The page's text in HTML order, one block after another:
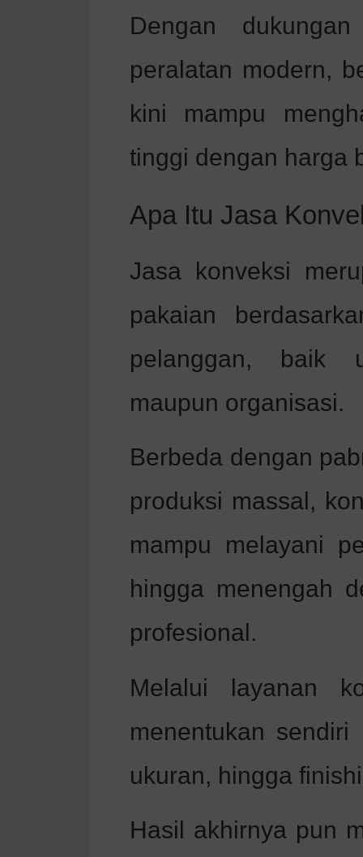
Dengan
peralatan modern,
kini mampu
tinggi dengan harga
Apa Itu Jasa
Jasa konveksi
pakaian
pelanggan, baik
maupun organisasi.
Berbeda dengan
produksi massal,
mampu melayani
hingga menengah
profesional.
Melalui layanan
menentukan
ukuran, hingga
Hasil akhirnya pun